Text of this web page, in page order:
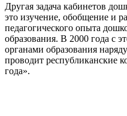
Другая задача кабинетов
это изучение, обобщение и
педагогического опыта
образования. В 2000 года с
органами образования
проводит республиканские
года».